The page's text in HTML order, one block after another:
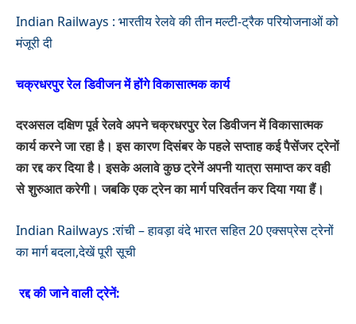
Indian Railways : भारतीय रेलवे की तीन मल्टी-ट्रैक परियोजनाओं को
मंजूरी दी
चक्रधरपुर रेल डिवीजन में होंगे विकासात्मक कार्य
दरअसल दक्षिण पूर्व रेलवे अपने चक्रधरपुर रेल डिवीजन में विकासात्मक
कार्य करने जा रहा है। इस कारण दिसंबर के पहले सप्ताह कई पैसेंजर ट्रेनों
का रद्द कर दिया है। इसके अलावे कुछ ट्रेनें अपनी यात्रा समाप्त कर वही
से शुरुआत करेगी। जबकि एक ट्रेन का मार्ग परिवर्तन कर दिया गया हैं।
Indian Railways :रांची – हावड़ा वंदे भारत सहित 20 एक्सप्रेस ट्रेनों
का मार्ग बदला,देखें पूरी सूची
रद्द की जाने वाली ट्रेनें: